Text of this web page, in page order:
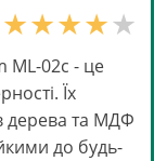
ML-02с - це
Їх
дерева та МДФ
до будь-